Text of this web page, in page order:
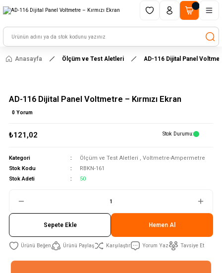
HAYAL ET - TASARLA - ÇALIŞTIR
Anasayfa Ölçüm ve Test Aletleri AD-116 Dijital Panel
AD-116 Dijital Panel Voltmetre – Kırmızı Ekran
0 Yorum
₺121,02 Stok Durumu
Kategori Ölçüm ve Test Aletleri , Voltmetre-Ampermetre
Stok Kodu
RBKN-161
Stok Adeti
50
Sepete Ekle Hemen Al
Ürünü Paylaş Karşılaştır Yorum Yaz Tavsiye Et